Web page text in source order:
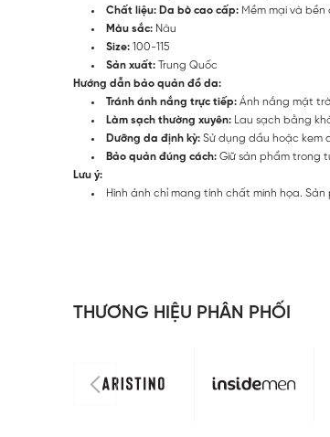
Chất liệu: Da bò cao cấp: Mềm mại và
Màu sắc: Nâu
Size: 100-115
Sản xuất: Trung Quốc
Hướng dẫn bảo quản đồ da:
Tránh ánh nắng trực tiếp: Ánh nắng mặt
Làm sạch thường xuyên: Lau sạch bằng
Dưỡng da định kỳ: Sử dụng dầu hoặc kem
Bảo quản đúng cách: Giữ sản phẩm trong
Lưu ý:
Hình ảnh chỉ mang tính chất minh họa.
THƯƠNG HIỆU PHÂN PHỐI